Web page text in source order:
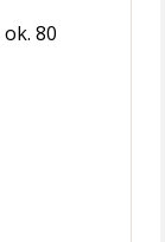
ok. 80